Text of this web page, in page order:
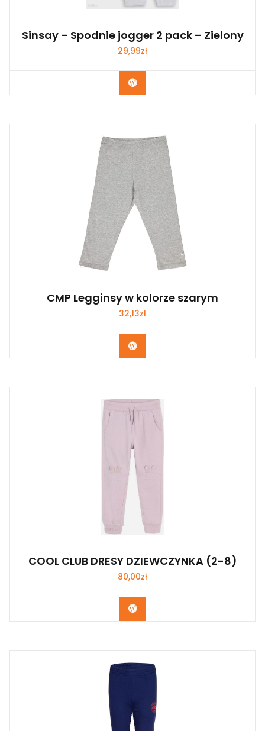
Sinsay – Spodnie jogger 2 pack – Zielony
29,99zł
Kup Teraz
CMP Legginsy w kolorze szarym
32,13zł
Kup Teraz
COOL CLUB DRESY DZIEWCZYNKA (2-8)
80,00zł
Kup Teraz